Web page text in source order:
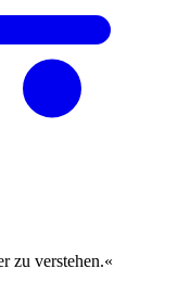
zu verstehen.«